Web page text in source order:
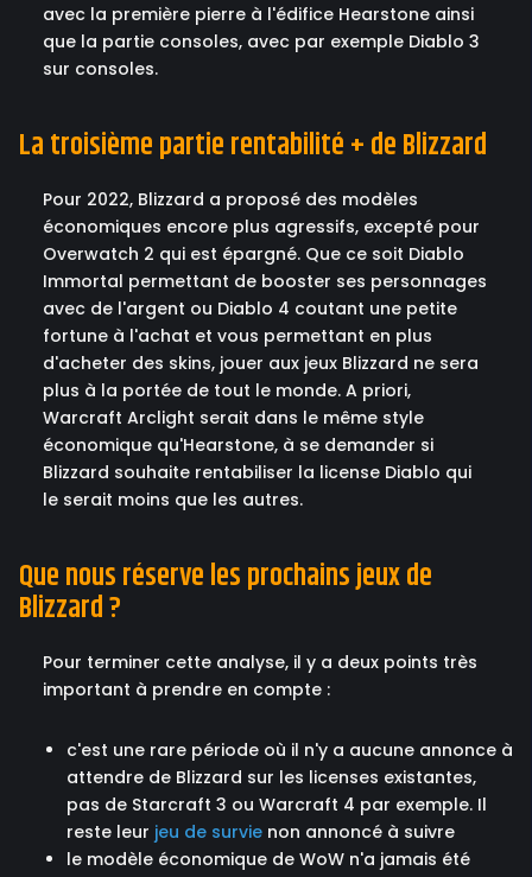
avec la première pierre à l'édifice Hearstone ainsi
que la partie consoles, avec par exemple Diablo 3
sur consoles.
La troisième partie rentabilité + de Blizzard
Pour 2022, Blizzard a proposé des modèles
économiques encore plus agressifs, excepté pour
Overwatch 2 qui est épargné. Que ce soit Diablo
Immortal permettant de booster ses personnages
avec de l'argent ou Diablo 4 coutant une petite
fortune à l'achat et vous permettant en plus
d'acheter des skins, jouer aux jeux Blizzard ne sera
plus à la portée de tout le monde. A priori,
Warcraft Arclight serait dans le même style
économique qu'Hearstone, à se demander si
Blizzard souhaite rentabiliser la license Diablo qui
le serait moins que les autres.
Que nous réserve les prochains jeux de
Blizzard ?
Pour terminer cette analyse, il y a deux points très
important à prendre en compte :
c'est une rare période où il n'y a aucune annonce à
attendre de Blizzard sur les licenses existantes,
pas de Starcraft 3 ou Warcraft 4 par exemple. Il
reste leur jeu de survie non annoncé à suivre
le modèle économique de WoW n'a jamais été